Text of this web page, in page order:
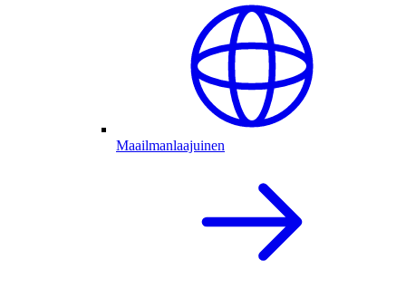
Maailmanlaajuinen